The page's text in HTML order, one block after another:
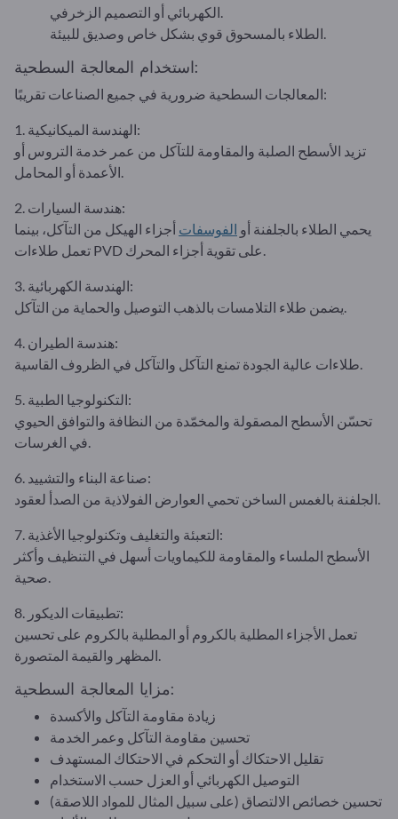
استخدام المعالجة السطحية:
المعالجات السطحية ضرورية في جميع الصناعات تقريبًا:
1. الهندسة الميكانيكية:
تزيد الأسطح الصلبة والمقاومة للتآكل من عمر خدمة التروس أو
2. هندسة السيارات:
يحمي الطلاء بالجلفنة أو الفوسفات أجزاء الهيكل من التآكل، بينما
3. الهندسة الكهربائية:
4. هندسة الطيران:
5. التكنولوجيا الطبية:
تحسّن الأسطح المصقولة والمخمّدة من النظافة والتوافق الحيوي
6. صناعة البناء والتشييد:
7. التعبئة والتغليف وتكنولوجيا الأغذية:
الأسطح الملساء والمقاومة للكيماويات أسهل في التنظيف وأكثر
8. تطبيقات الديكور:
تعمل الأجزاء المطلية بالكروم أو المطلية بالكروم على تحسين
مزايا المعالجة السطحية:
زيادة مقاومة التآكل والأكسدة
تحسين مقاومة التآكل وعمر الخدمة
تقليل الاحتكاك أو التحكم في الاحتكاك المستهدف
التوصيل الكهربائي أو العزل حسب الاستخدام
تحسين خصائص الالتصاق (على سبيل المثال للمواد اللاصقة)